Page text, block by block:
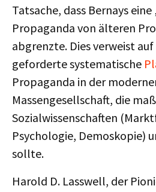
Tatsache, dass Bernays
Propaganda von älteren
abgrenzte. Dies verweist
geforderte systematische
Propaganda in der
Massengesellschaft, die
Sozialwissenschaften
Psychologie, Demoskopie)
sollte.
Harold D. Lasswell, der